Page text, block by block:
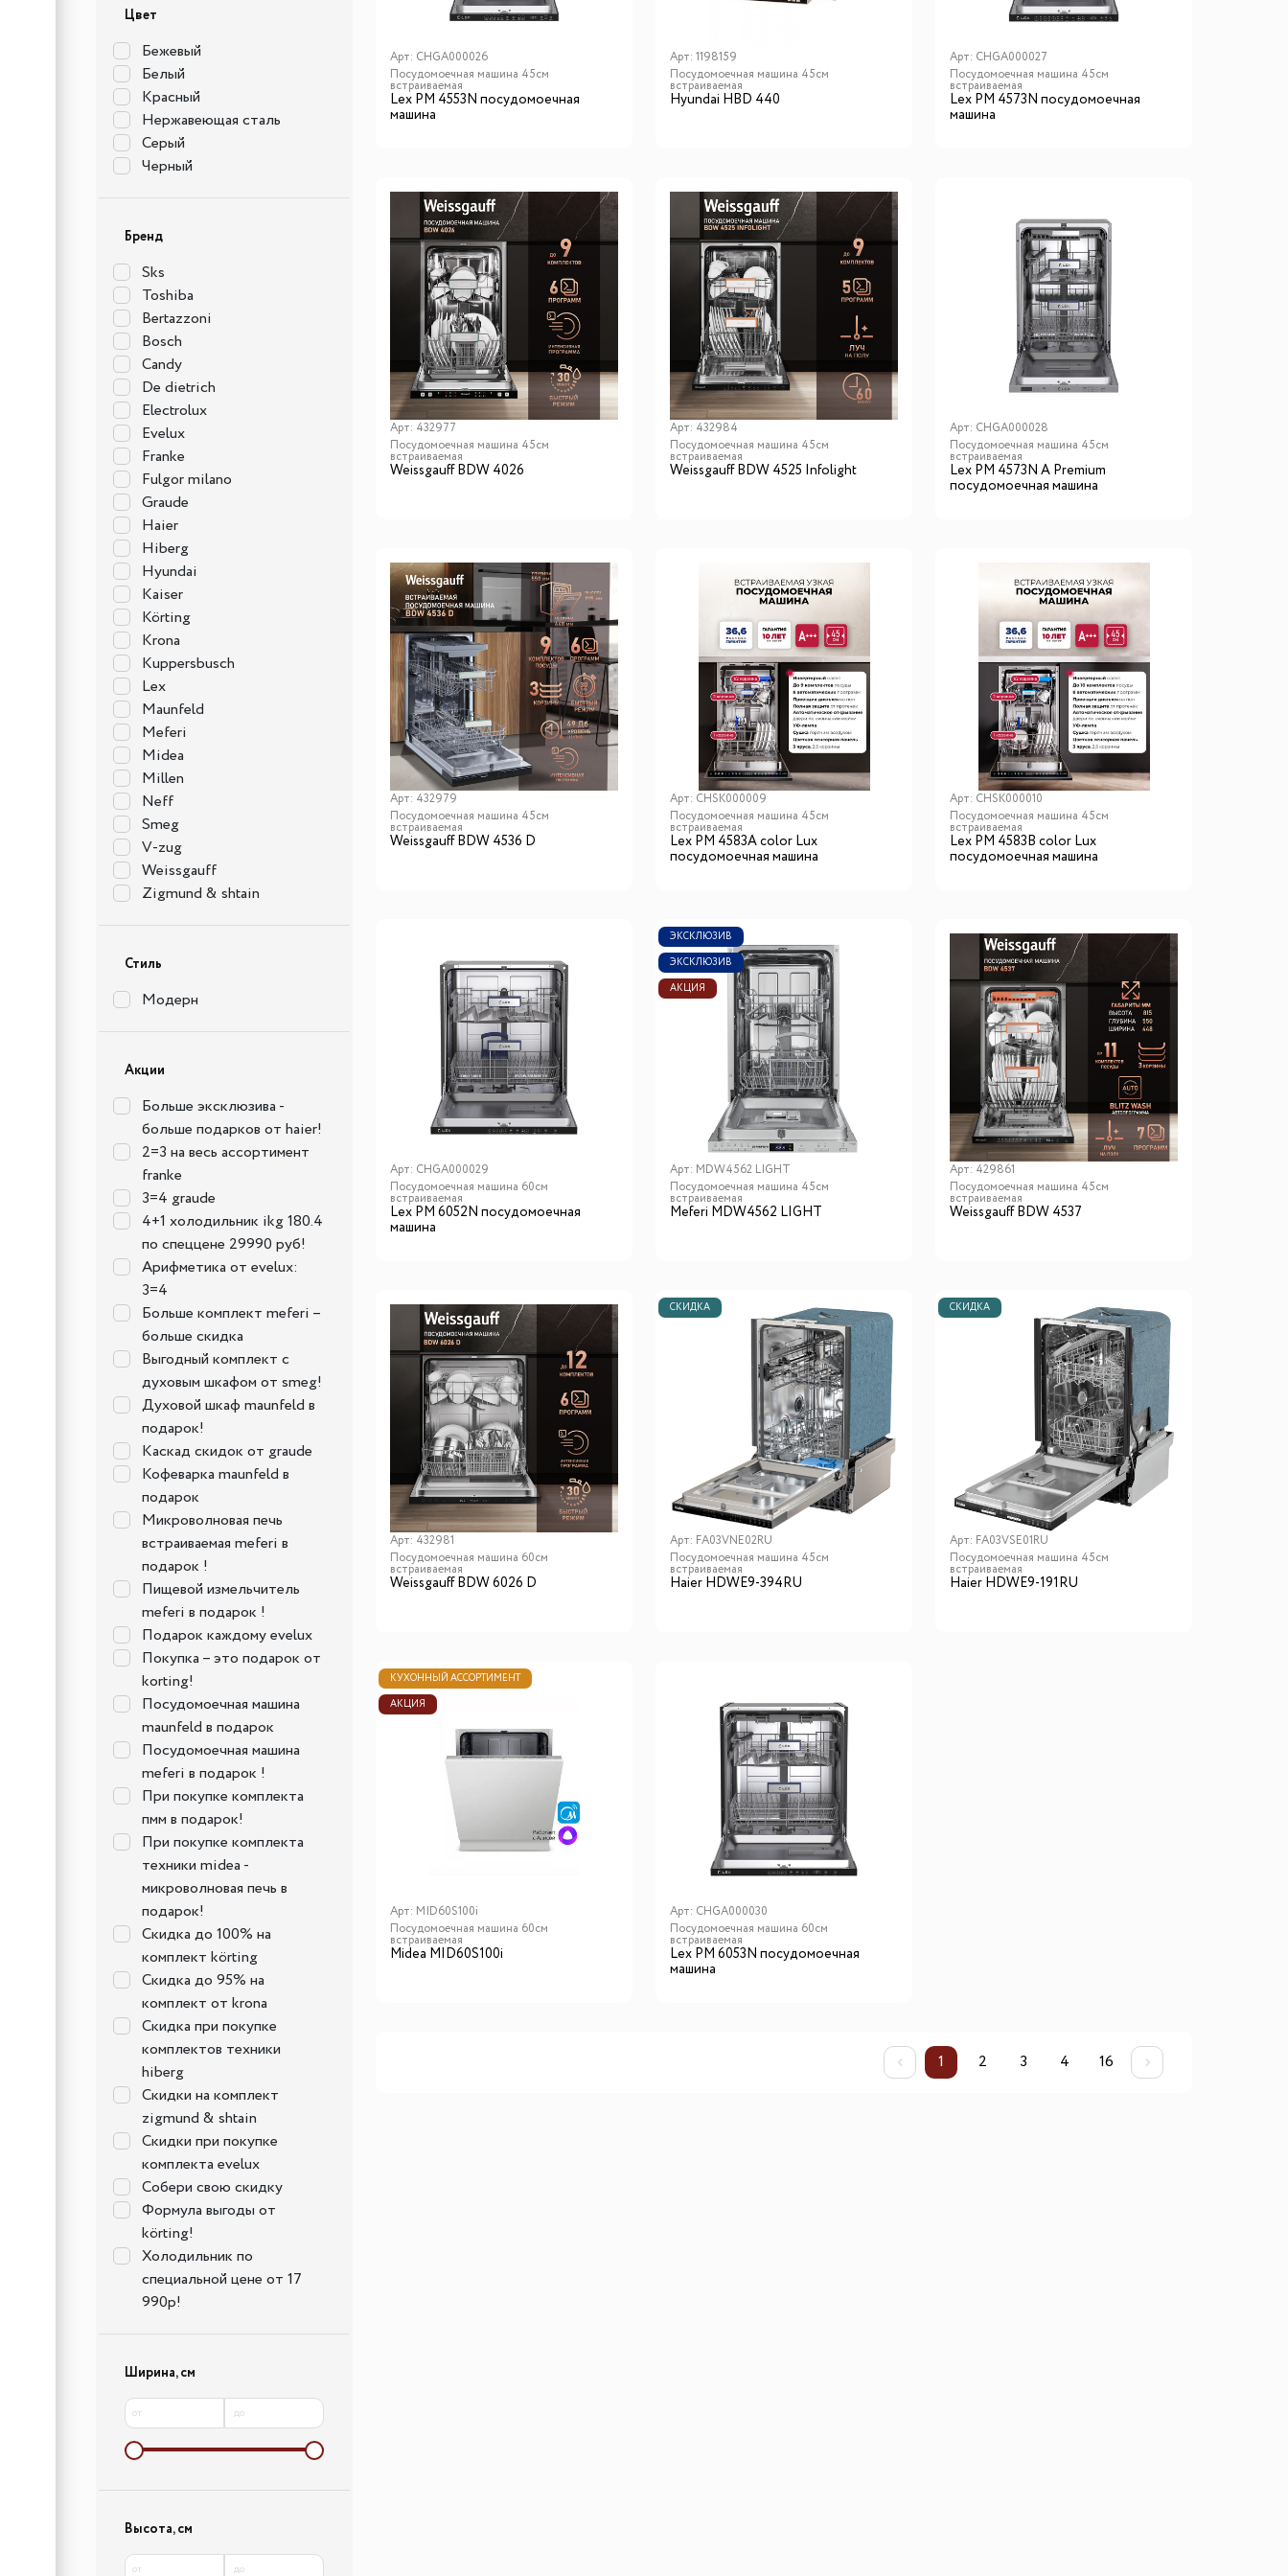
Цвет
Бежевый
Белый
Красный
Нержавеющая сталь
Серый
Черный
Бренд
Sks
Toshiba
Bertazzoni
Bosch
Candy
De dietrich
Electrolux
Evelux
Franke
Fulgor milano
Graude
Haier
Hiberg
Hyundai
Kaiser
Körting
Krona
Kuppersbusch
Lex
Maunfeld
Meferi
Midea
Millen
Neff
Smeg
V-zug
Weissgauff
Zigmund & shtain
Стиль
Модерн
Акции
Больше эксклюзива -
больше подарков от haier!
2=3 на весь ассортимент
franke
3=4 graude
4+1 холодильник ikg 180.4
по спеццене 29990 руб!
Арифметика от evelux:
3=4
Больше комплект meferi –
больше скидка
Выгодный комплект с
духовым шкафом от smeg!
Духовой шкаф maunfeld в
подарок!
Каскад скидок от graude
Кофеварка maunfeld в
подарок
Микроволновая печь
встраиваемая meferi в
подарок !
Пищевой измельчитель
meferi в подарок !
Подарок каждому evelux
Покупка – это подарок от
korting!
Посудомоечная машина
maunfeld в подарок
Посудомоечная машина
meferi в подарок !
При покупке комплекта
пмм в подарок!
При покупке комплекта
техники midea -
микроволновая печь в
подарок!
Скидка до 100% на
комплект körting
Скидка до 95% на
комплект от krona
Скидка при покупке
комплектов техники
hiberg
Скидки на комплект
zigmund & shtain
Скидки при покупке
комплекта evelux
Собери свою скидку
Формула выгоды от
körting!
Холодильник по
специальной цене от 17
990р!
Ширина, см
от до
Высота, см
от до
Арт: CHGA000026
Посудомоечная машина 45см
встраиваемая
Lex PM 4553N посудомоечная
машина
Арт: 1198159
Посудомоечная машина 45см
встраиваемая
Hyundai HBD 440
Арт: CHGA000027
Посудомоечная машина 45см
встраиваемая
Lex PM 4573N посудомоечная
машина
Арт: 432977
Посудомоечная машина 45см
встраиваемая
Weissgauff BDW 4026
Арт: 432984
Посудомоечная машина 45см
встраиваемая
Weissgauff BDW 4525 Infolight
Арт: CHGA000028
Посудомоечная машина 45см
встраиваемая
Lex PM 4573N A Premium
посудомоечная машина
Арт: 432979
Посудомоечная машина 45см
встраиваемая
Weissgauff BDW 4536 D
Арт: CHSK000009
Посудомоечная машина 45см
встраиваемая
Lex PM 4583А color Lux
посудомоечная машина
Арт: CHSK000010
Посудомоечная машина 45см
встраиваемая
Lex PM 4583В color Lux
посудомоечная машина
Арт: CHGA000029
Посудомоечная машина 60см
встраиваемая
Lex PM 6052N посудомоечная
машина
ЭКСКЛЮЗИВ
ЭКСКЛЮЗИВ
АКЦИЯ
Арт: MDW4562 LIGHT
Посудомоечная машина 45см
встраиваемая
Meferi MDW4562 LIGHT
Арт: 429861
Посудомоечная машина 45см
встраиваемая
Weissgauff BDW 4537
Арт: 432981
Посудомоечная машина 60см
встраиваемая
Weissgauff BDW 6026 D
СКИДКА
Арт: FA03VNE02RU
Посудомоечная машина 45см
встраиваемая
Haier HDWE9-394RU
СКИДКА
Арт: FA03VSE01RU
Посудомоечная машина 45см
встраиваемая
Haier HDWE9-191RU
КУХОННЫЙ АССОРТИМЕНТ
АКЦИЯ
Арт: MID60S100i
Посудомоечная машина 60см
встраиваемая
Midea MID60S100i
Арт: CHGA000030
Посудомоечная машина 60см
встраиваемая
Lex PM 6053N посудомоечная
машина
1 2 3 4 16